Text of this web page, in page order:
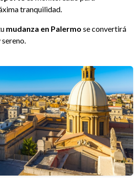
tranquilidad.
mudanza en Palermo se convertirá